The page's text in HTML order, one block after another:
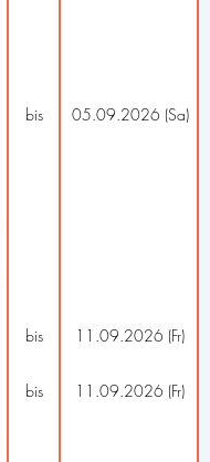
bis 05.09.2026 (Sa)
bis 11.09.2026 (Fr)
bis 11.09.2026 (Fr)